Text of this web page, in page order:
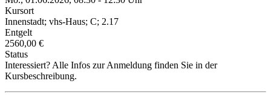
Kursort
Innenstadt; vhs-Haus; C; 2.17
Entgelt
2560,00 €
Status
Interessiert? Alle Infos zur Anmeldung finden Sie in der
Kursbeschreibung.